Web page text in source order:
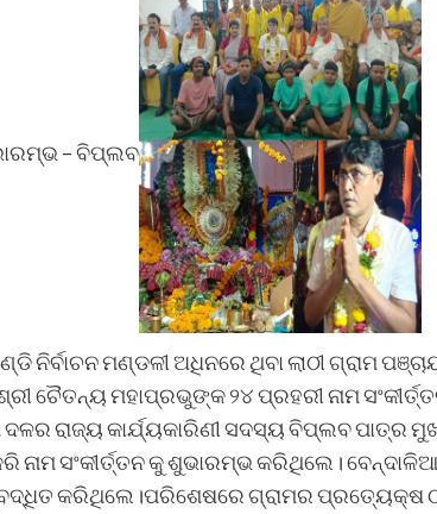
– ବିପ୍ଲବ
ମଣ୍ଡଳୀ ଅଧିନରେ ଥିବା ଲାଠୀ ଗ୍ରାମ
ଚୈତନ୍ୟ ମହାପ୍ରଭୁଙ୍କ ୨୪ ପ୍ରହରୀ ନାମ
ଦଳର ରାଜ୍ୟ କାର୍ଯ୍ୟକାରିଣୀ ସଦସ୍ୟ ବିପ୍ଲବ
ନାମ ସଂକୀର୍ତ୍ତନ କୁ ଶୁଭାରମ୍ଭ କରିଥିଲେ।
କରିଥିଲେ।ପରିଶେଷରେ ଗ୍ରାମର ପ୍ରତ୍ୟେକ୍ଷ